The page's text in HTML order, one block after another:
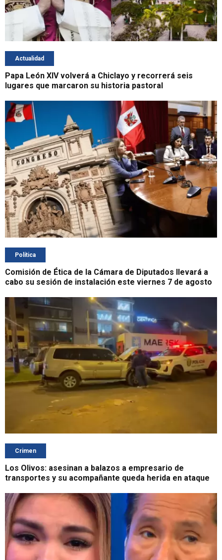
Actualidad
Papa León XIV volverá a Chiclayo y recorrerá seis
lugares que marcaron su historia pastoral
Política
Comisión de Ética de la Cámara de Diputados llevará a
cabo su sesión de instalación este viernes 7 de agosto
Crimen
Los Olivos: asesinan a balazos a empresario de
transportes y su acompañante queda herida en ataque